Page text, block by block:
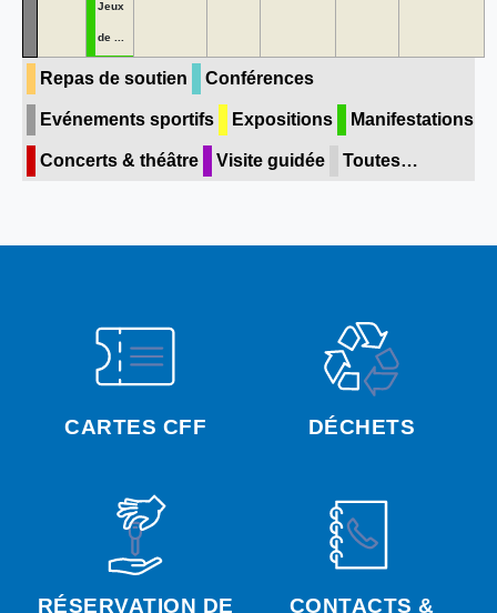
CARTES CFF DÉCHETS
RÉSERVATION DE CONTACTS &
Jeux
de ...
Repas de soutien Conférences
Evénements sportifs Expositions Manifestations
Concerts & théâtre Visite guidée Toutes…